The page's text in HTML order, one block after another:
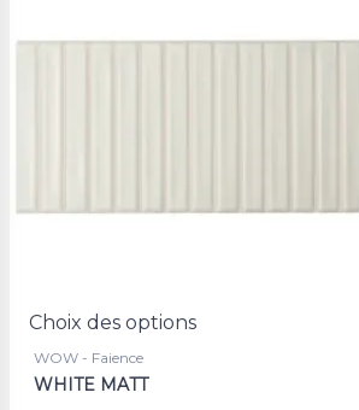
Choix des options
WOW - Faience
WHITE MATT